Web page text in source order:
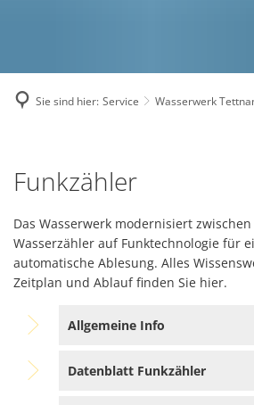
Sie sind hier: Service Wasserwerk
Funkzähler
Das Wasserwerk modernisiert
Wasserzähler auf Funktechnologie für
automatische Ablesung. Alles
Zeitplan und Ablauf finden Sie hier.
Allgemeine Info
Datenblatt Funkzähler